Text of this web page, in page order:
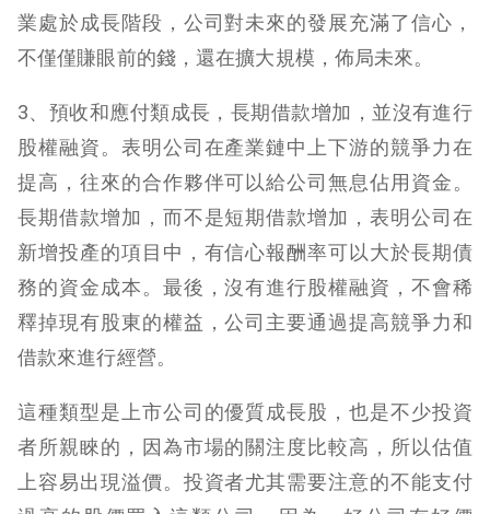
業處於成長階段，公司對未來的發展充滿了信心，
不僅僅賺眼前的錢，還在擴大規模，佈局未來。
3、預收和應付類成長，長期借款增加，並沒有進行
股權融資。表明公司在產業鏈中上下游的競爭力在
提高，往來的合作夥伴可以給公司無息佔用資金。
長期借款增加，而不是短期借款增加，表明公司在
新增投產的項目中，有信心報酬率可以大於長期債
務的資金成本。最後，沒有進行股權融資，不會稀
釋掉現有股東的權益，公司主要通過提高競爭力和
借款來進行經營。
這種類型是上市公司的優質成長股，也是不少投資
者所親睞的，因為市場的關注度比較高，所以估值
上容易出現溢價。投資者尤其需要注意的不能支付